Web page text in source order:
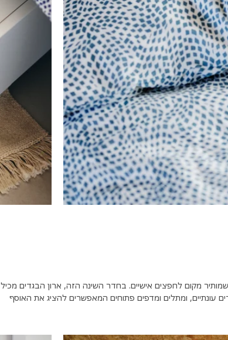
מקום לחפצים אישיים. בחדר השינה הזה, ארון הבגדים מכיל
עונתיים, ומתלים ומדפים פתוחים המאפשרים להציג את האוסף